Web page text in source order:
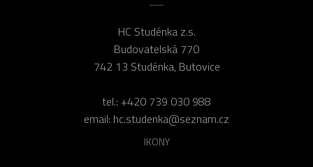
HC Studénka z.s.
Budovatelská 770
742 13 Studénka, Butovice
tel.: +420 739 030 988
email: hc.studenka@seznam.cz
IKONY